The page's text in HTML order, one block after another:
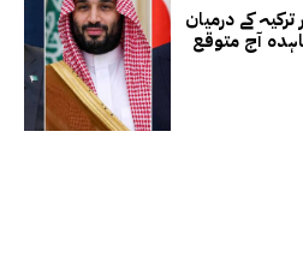
کے درمیان
آج متوقع